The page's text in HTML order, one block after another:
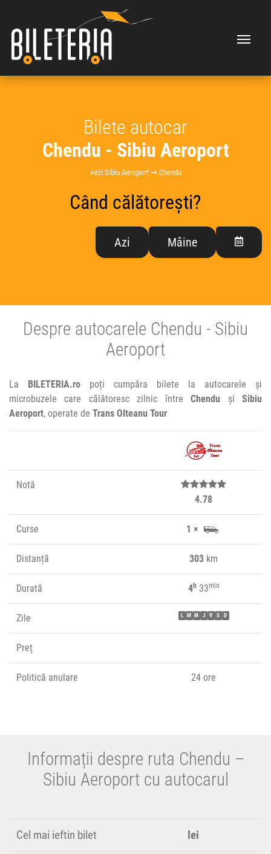
Bilete autocar
Chendu - Sibiu Aeroport
vezi Sibiu Aeroport ➞ Chendu
Când călătorești?
Azi Mâine
Despre autocarele Chendu - Sibiu
Aeroport
La BILETERIA.ro poți cumpăra bilete la autocarele și
microbuzele care călătoresc zilnic întreChendu șiSibiu
Aeroport, operate de Trans Olteanu Tour
Notă
4.78
Curse 1 ×
Distanță 303 km
Durată 4h33min
Zile L M M J V S D
Preț
Politică anulare 24 ore
Informații despre ruta Chendu –
Sibiu Aeroport cu autocarul
Cel mai ieftin bilet lei